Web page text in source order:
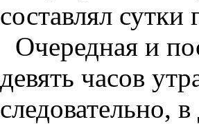
составлял сутки
Очередная и
девять часов
следовательно,